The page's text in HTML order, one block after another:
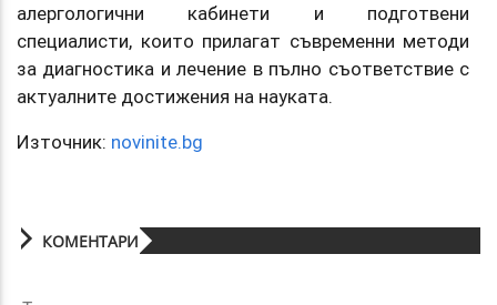
алергологични кабинети и подготвени
специалисти, които прилагат съвременни методи
за диагностика и лечение в пълно съответствие с
актуалните достижения на науката.
Източник: novinite.bg
КОМЕНТАРИ